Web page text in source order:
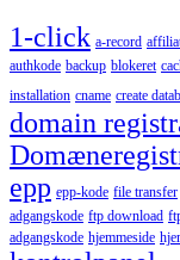
1-click a-record
authkode backup blokeret
installation cname create
domain
epp epp-kode file transfer
adgangskode ftp download
adgangskode hjemmeside